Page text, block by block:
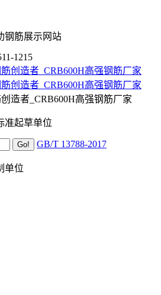
钢筋展示网站
1215
造者_CRB600H高强钢筋厂家
准起草单位
GB/T 13788-2017
单位